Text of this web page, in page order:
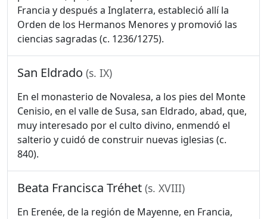
Francia y después a Inglaterra, estableció allí la
Orden de los Hermanos Menores y promovió las
ciencias sagradas (c. 1236/1275).
San Eldrado (s. IX)
En el monasterio de Novalesa, a los pies del Monte
Cenisio, en el valle de Susa, san Eldrado, abad, que,
muy interesado por el culto divino, enmendó el
salterio y cuidó de construir nuevas iglesias (c.
840).
Beata Francisca Tréhet (s. XVIII)
En Erenée, de la región de Mayenne, en Francia,